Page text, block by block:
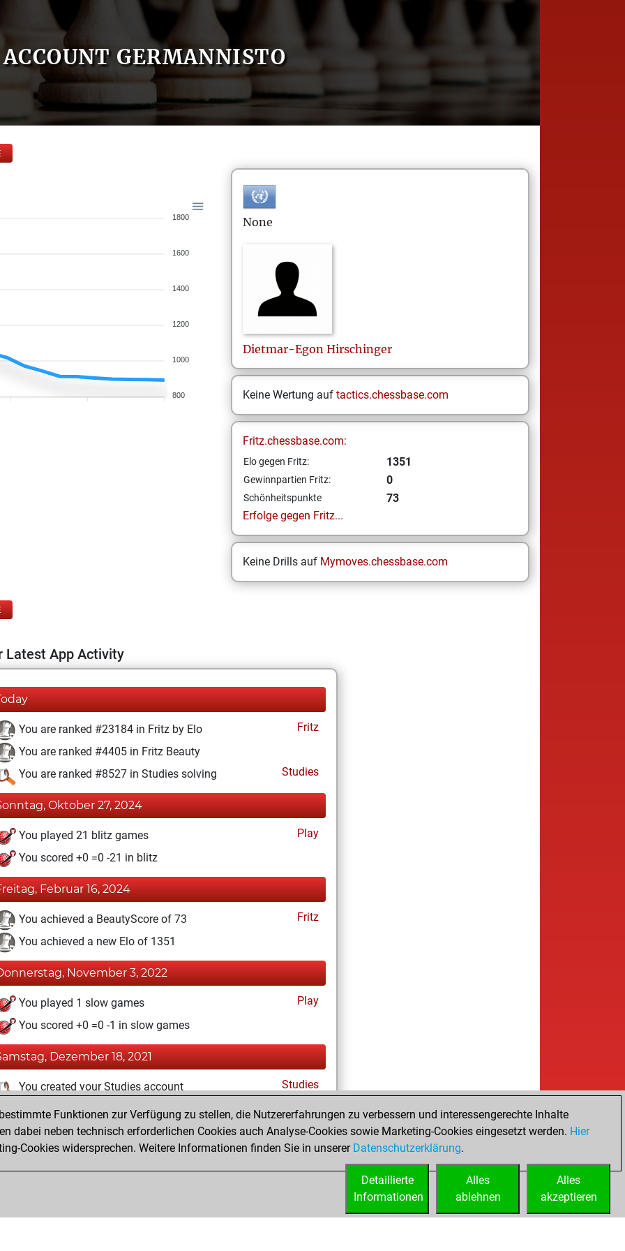
ACCOUNT GERMANNISTO
1800
1600
1400
1200
1000
800
None
Dietmar-Egon Hirschinger
Keine Wertung auf tactics.chessbase.com
Fritz.chessbase.com:
Elo gegen Fritz: 1351
Gewinnpartien Fritz: 0
Schönheitspunkte
73
Erfolge gegen Fritz...
Keine Drills auf Mymoves.chessbase.com
Latest App Activity
You are ranked #23184 in Fritz by Elo
Fritz
You are ranked #4405 in Fritz Beauty
You are ranked #8527 in Studies solving
Studies
Oktober 27, 2024
You played 21 blitz games
Play
You scored +0 =0 -21 in blitz
Februar 16, 2024
You achieved a BeautyScore of 73
Fritz
You achieved a new Elo of 1351
November 3, 2022
You played 1 slow games
Play
You scored +0 =0 -1 in slow games
Dezember 18, 2021
You created your Studies account Studies
November 29, 2021
You created your Fritz account Fritz
Funktionen zur Verfügung zu stellen, die Nutzererfahrungen zu verbessern und interessengerechte Inhalte
dabei neben technisch erforderlichen Cookies auch Analyse-Cookies sowie Marketing-Cookies eingesetzt werden. Hier
Cookies widersprechen. Weitere Informationen finden Sie in unserer Datenschutzerklärung.
Alles
akzeptieren
Alles
ablehnen
Detaillierte
Informationen